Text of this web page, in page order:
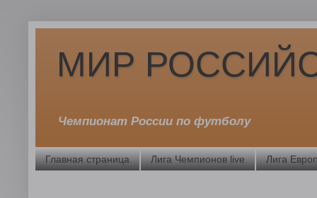
МИР
Чемпионат России по футболу
Главная страница Лига Чемпионов live Лига